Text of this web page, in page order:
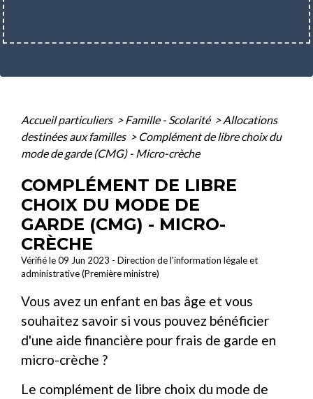
Accueil particuliers > Famille - Scolarité > Allocations
destinées aux familles > Complément de libre choix du
mode de garde (CMG) - Micro-crèche
COMPLÉMENT DE LIBRE
CHOIX DU MODE DE
GARDE (CMG) - MICRO-
CRÈCHE
Vérifié le 09 Jun 2023 - Direction de l'information légale et
administrative (Première ministre)
Vous avez un enfant en bas âge et vous
souhaitez savoir si vous pouvez bénéficier
d'une aide financière pour frais de garde en
micro-crèche ?
Le complément de libre choix du mode de